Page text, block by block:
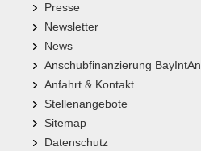
Presse
Newsletter
News
Anschubfinanzierung BayIntAn
Anfahrt & Kontakt
Stellenangebote
Sitemap
Datenschutz